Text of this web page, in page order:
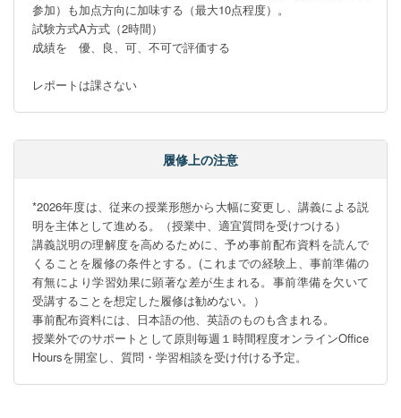
参加）も加点方向に加味する（最大10点程度）。
試験方式A方式（2時間）
成績を　優、良、可、不可で評価する
レポートは課さない
履修上の注意
*2026年度は、従来の授業形態から大幅に変更し、講義による説
明を主体として進める。（授業中、適宜質問を受けつける）
講義説明の理解度を高めるために、予め事前配布資料を読んで
くることを履修の条件とする。(これまでの経験上、事前準備の
有無により学習効果に顕著な差が生まれる。事前準備を欠いて
受講することを想定した履修は勧めない。）
事前配布資料には、日本語の他、英語のものも含まれる。
授業外でのサポートとして原則毎週１時間程度オンラインOffice
Hoursを開室し、質問・学習相談を受け付ける予定。